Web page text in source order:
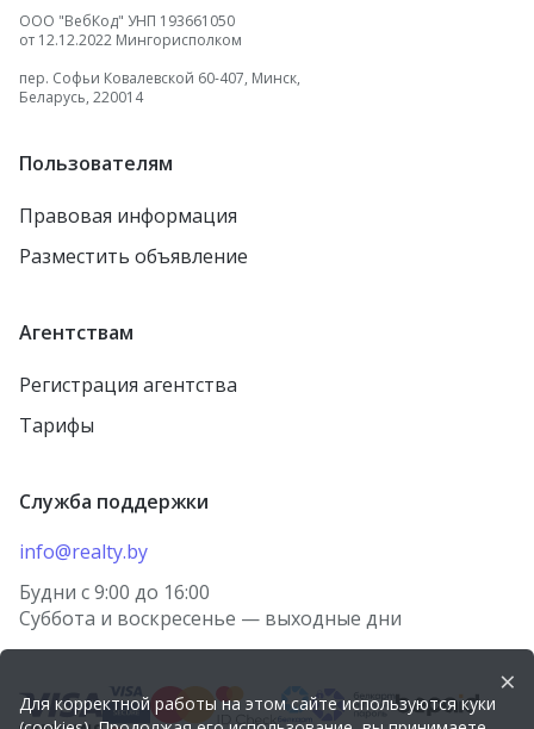
ООО "ВебКод" УНП 193661050
от 12.12.2022 Мингорисполком
пер. Софьи Ковалевской 60-407, Минск,
Беларусь, 220014
Пользователям
Правовая информация
Разместить объявление
Агентствам
Регистрация агентства
Тарифы
Служба поддержки
info@realty.by
Будни с 9:00 до 16:00
Суббота и воскресенье — выходные дни
×
Для корректной работы на этом сайте используются куки